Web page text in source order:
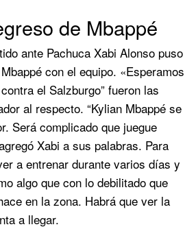
de Mbappé
ante Pachuca Xabi Alonso puso
con el equipo. «Esperamos
el Salzburgo” fueron las
al respecto. “Kylian Mbappé se
Será complicado que juegue
Xabi a sus palabras. Para
a entrenar durante varios días y
algo que con lo debilitado que
en la zona. Habrá que ver la
a llegar.